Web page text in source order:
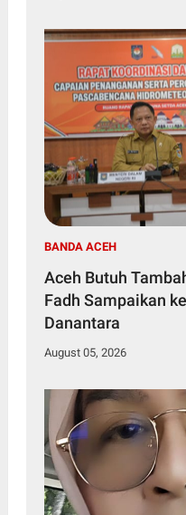
BANDA ACEH
Aceh Butuh
Fadh Sampaikan
Danantara
August 05, 2026